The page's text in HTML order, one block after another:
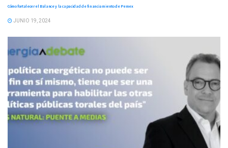
Cómo fortalecer el Balance y la capacidad de financiamiento de Pemex
JUNIO 19, 2024